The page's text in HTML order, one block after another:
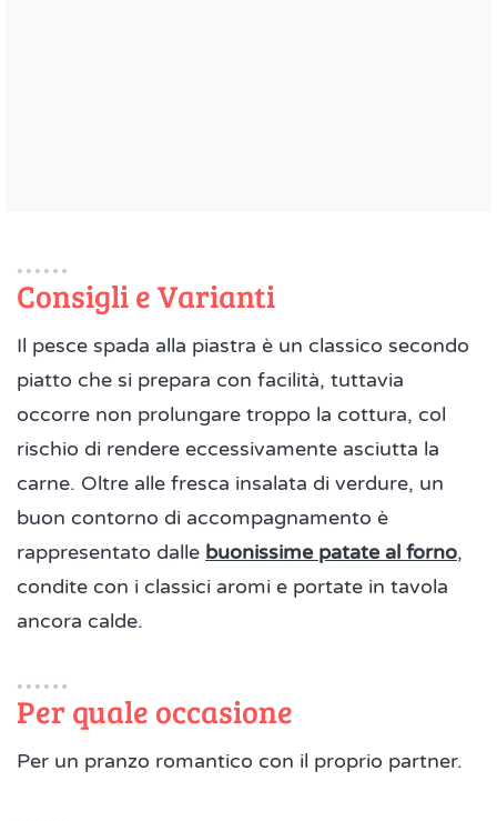
Consigli e Varianti
Il pesce spada alla piastra è un classico secondo
piatto che si prepara con facilità, tuttavia
occorre non prolungare troppo la cottura, col
rischio di rendere eccessivamente asciutta la
carne. Oltre alle fresca insalata di verdure, un
buon contorno di accompagnamento è
rappresentato dalle buonissime patate al forno,
condite con i classici aromi e portate in tavola
ancora calde.
Per quale occasione
Per un pranzo romantico con il proprio partner.